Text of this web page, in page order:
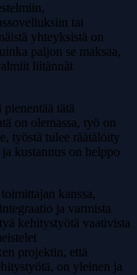
tai
yhteyksistä on
paljon se maksaa,
liitännät
tätä
on olemassa, työ on
työstä tulee räätälöity
kustannus on helppo
kanssa,
ja varmista
kehitystyötä vaativista
projektin, että
on yleinen ja